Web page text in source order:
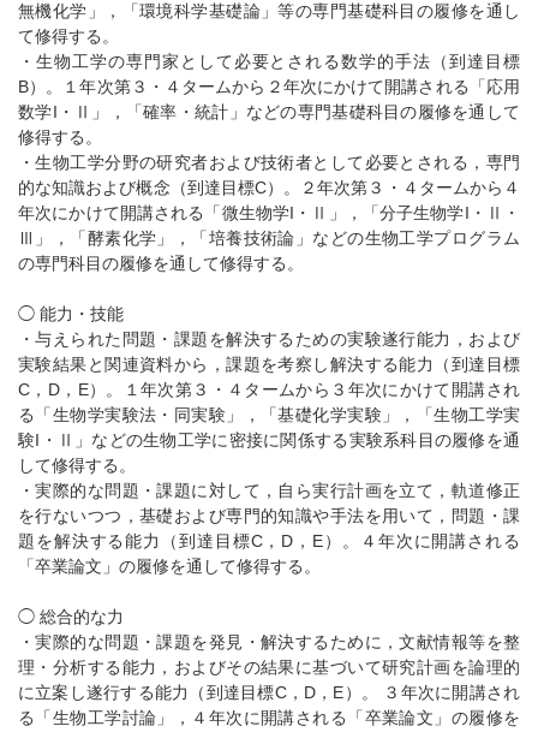
無機化学」，「環境科学基礎論」等の専門基礎科目の履修を通し
て修得する。
・生物工学の専門家として必要とされる数学的手法（到達目標
B）。１年次第３・４タームから２年次にかけて開講される「応用
数学I・Ⅱ」，「確率・統計」などの専門基礎科目の履修を通して
修得する。
・生物工学分野の研究者および技術者として必要とされる，専門
的な知識および概念（到達目標C）。２年次第３・４タームから４
年次にかけて開講される「微生物学I・Ⅱ」，「分子生物学I・Ⅱ・
Ⅲ」，「酵素化学」，「培養技術論」などの生物工学プログラム
の専門科目の履修を通して修得する。
◯ 能力・技能
・与えられた問題・課題を解決するための実験遂行能力，および
実験結果と関連資料から，課題を考察し解決する能力（到達目標
C，D，E）。１年次第３・４タームから３年次にかけて開講され
る「生物学実験法・同実験」，「基礎化学実験」，「生物工学実
験I・Ⅱ」などの生物工学に密接に関係する実験系科目の履修を通
して修得する。
・実際的な問題・課題に対して，自ら実行計画を立て，軌道修正
を行ないつつ，基礎および専門的知識や手法を用いて，問題・課
題を解決する能力（到達目標C，D，E）。４年次に開講される
「卒業論文」の履修を通して修得する。
◯ 総合的な力
・実際的な問題・課題を発見・解決するために，文献情報等を整
理・分析する能力，およびその結果に基づいて研究計画を論理的
に立案し遂行する能力（到達目標C，D，E）。 ３年次に開講され
る「生物工学討論」，４年次に開講される「卒業論文」の履修を